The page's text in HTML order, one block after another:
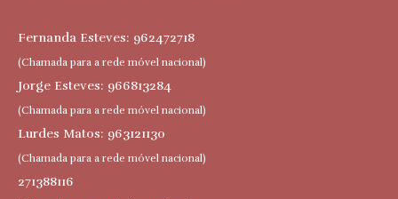
Fernanda Esteves: 962472718
(Chamada para a rede móvel nacional)
Jorge Esteves: 966813284
(Chamada para a rede móvel nacional)
Lurdes Matos: 963121130
(Chamada para a rede móvel nacional)
271388116